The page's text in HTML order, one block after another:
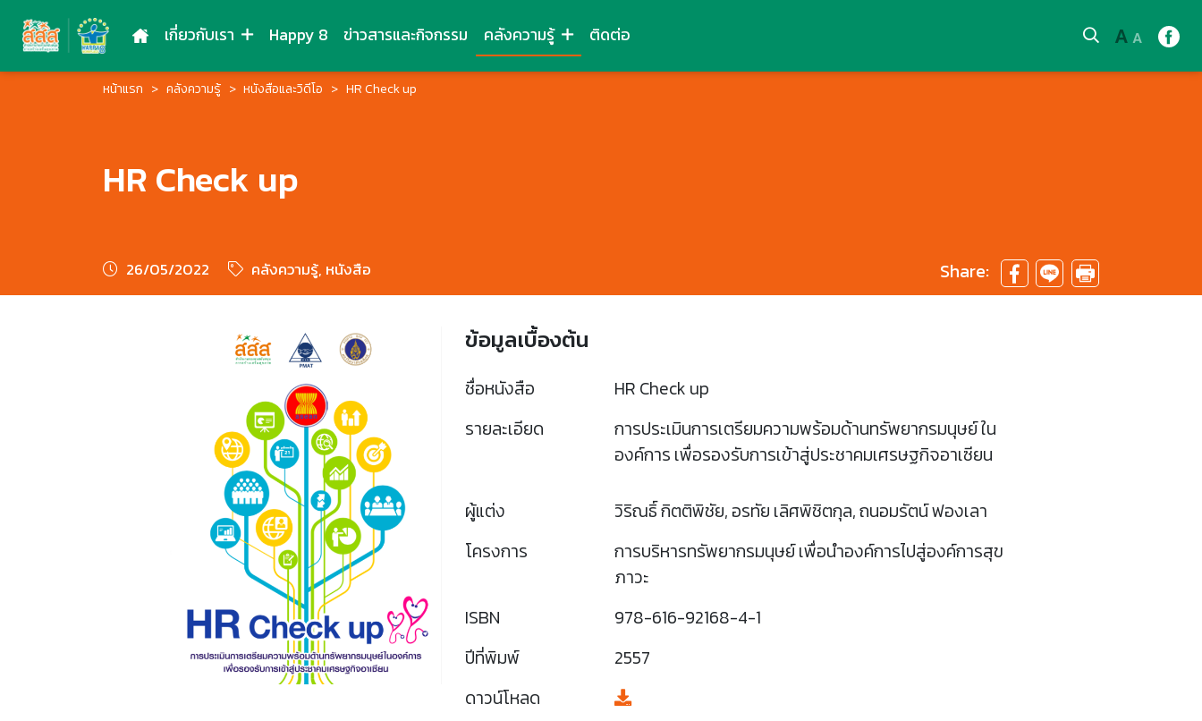
เกี่ยวกับเรา Happy 8 ข่าวสารและกิจกรรม คลังความรู้ ติดต่อ A A
หน้าแรก คลังความรู้ หนังสือและวิดีโอ HR Check up
HR Check up
26/05/2022 คลังความรู้, หนังสือ Share:
ข้อมูลเบื้องต้น
ชื่อหนังสือ
HR Check up
รายละเอียด
การประเมินการเตรียมความพร้อมด้านทรัพยากรมนุษย์ ใน
องค์การ เพื่อรองรับการเข้าสู่ประชาคมเศรษฐกิจอาเซียน
ผู้แต่ง
วิริณธิ์ กิตติพิชัย, อรทัย เลิศพิชิตกุล, ถนอมรัตน์ ฟองเลา
โครงการ
การบริหารทรัพยากรมนุษย์ เพื่อนําองค์การไปสู่องค์การสุข
ภาวะ
ISBN
978-616-92168-4-1
ปีที่พิมพ์
2557
ดาวน์โหลด